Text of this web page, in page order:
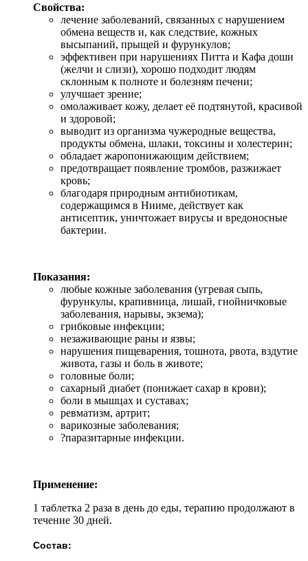
Свойства:
лечение заболеваний, связанных с нарушением
обмена веществ и, как следствие, кожных
высыпаний, прыщей и фурункулов;
эффективен при нарушениях Питта и Кафа доши
(желчи и слизи), хорошо подходит людям
склонным к полноте и болезням печени;
улучшает зрение;
омолаживает кожу, делает её подтянутой, красивой
и здоровой;
выводит из организма чужеродные вещества,
продукты обмена, шлаки, токсины и холестерин;
обладает жаропонижающим действием;
предотвращает появление тромбов, разжижает
кровь;
благодаря природным антибиотикам,
содержащимся в Нииме, действует как
антисептик, уничтожает вирусы и вредоносные
бактерии.
Показания:
любые кожные заболевания (угревая сыпь,
фурункулы, крапивница, лишай, гнойничковые
заболевания, нарывы, экзема);
грибковые инфекции;
незаживающие раны и язвы;
нарушения пищеварения, тошнота, рвота, вздутие
живота, газы и боль в животе;
головные боли;
сахарный диабет (понижает сахар в крови);
боли в мышцах и суставах;
ревматизм, артрит;
варикозные заболевания;
?паразитарные инфекции.
Применение:
1 таблетка 2 раза в день до еды, терапию продолжают в
течение 30 дней.
Состав: